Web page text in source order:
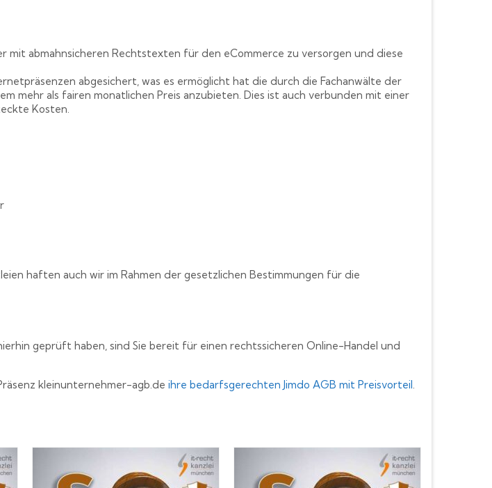
mit abmahnsicheren Rechtstexten für den eCommerce zu versorgen und diese
abgesichert, was es ermöglicht hat die durch die Fachanwälte der
mehr als fairen monatlichen Preis anzubieten. Dies ist auch verbunden mit einer
Kosten.
haften auch wir im Rahmen der gesetzlichen Bestimmungen für die
geprüft haben, sind Sie bereit für einen rechtssicheren Online-Handel und
kleinunternehmer-agb.de ihre bedarfsgerechten Jimdo AGB mit Preisvorteil.